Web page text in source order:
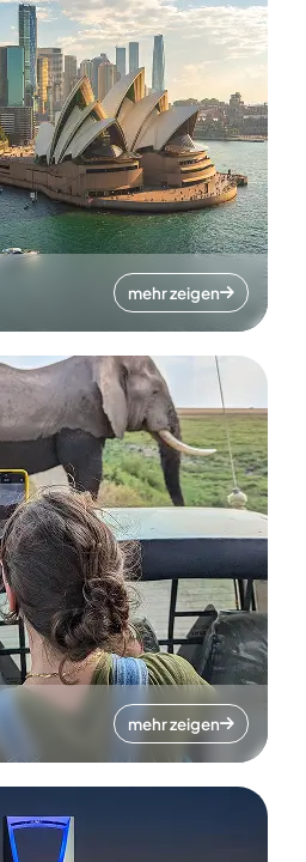
mehr zeigen
mehr zeigen